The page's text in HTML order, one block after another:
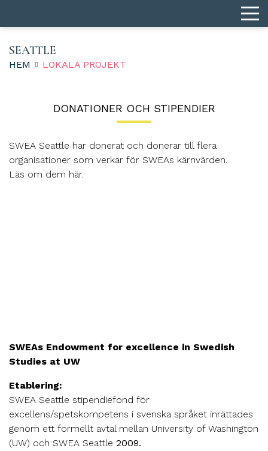
SEATTLE
HEM LOKALA PROJEKT
DONATIONER OCH STIPENDIER
SWEA Seattle har donerat och donerar till flera
organisationer som verkar för SWEAs kärnvärden.
Läs om dem här.
SWEAs Endowment for excellence in Swedish
Studies at UW
Etablering:
SWEA Seattle stipendiefond för
excellens/spetskompetens i svenska språket inrättades
genom ett formellt avtal mellan University of Washington
(UW) och SWEA Seattle 2009.